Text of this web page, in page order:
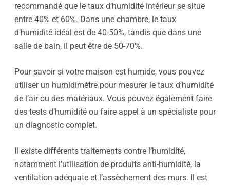
recommandé que le taux d’humidité intérieur se situe
entre 40% et 60%. Dans une chambre, le taux
d’humidité idéal est de 40-50%, tandis que dans une
salle de bain, il peut être de 50-70%.
Pour savoir si votre maison est humide, vous pouvez
utiliser un humidimètre pour mesurer le taux d’humidité
de l’air ou des matériaux. Vous pouvez également faire
des tests d’humidité ou faire appel à un spécialiste pour
un diagnostic complet.
Il existe différents traitements contre l’humidité,
notamment l’utilisation de produits anti-humidité, la
ventilation adéquate et l’assèchement des murs. Il est